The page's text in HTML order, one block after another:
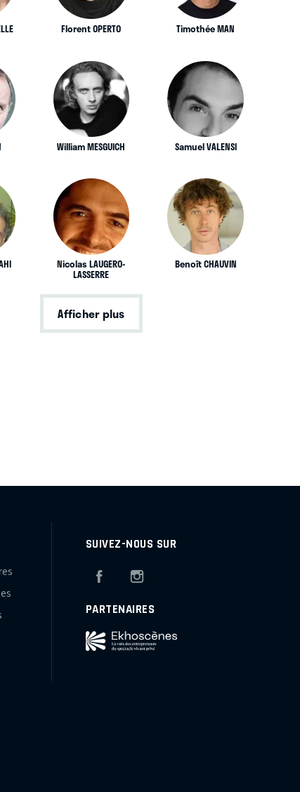
Florent OPERTO Timothée MAN
William MESGUICH Samuel VALENSI
Nicolas LAUGERO-
LASSERRE
Benoît CHAUVIN
Afficher plus
SUIVEZ-NOUS SUR
Facebook
PARTENAIRES